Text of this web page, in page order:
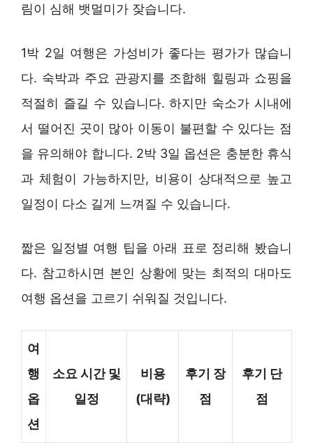
림이 심해 뱃멀미가 잦습니다.
1박 2일 여행은 가성비가 좋다는 평가가 많습니
다. 숙박과 주요 관광지를 조합해 힐링과 쇼핑을
적절히 즐길 수 있습니다. 하지만 숙소가 시내에
서 떨어진 곳이 많아 이동이 불편할 수 있다는 점
을 유의해야 합니다. 2박 3일 옵션은 충분한 휴식
과 체험이 가능하지만, 비용이 상대적으로 높고
일정이 다소 길게 느껴질 수 있습니다.
짧은 일정별 여행 팁을 아래 표로 정리해 봤습니
다. 참고하시면 본인 상황에 맞는 최적의 대마도
여행 옵션을 고르기 쉬워질 것입니다.
여
행
옵
션
소요 시간 및
일정
비용
(대략)
후기 장
점
후기 단
점